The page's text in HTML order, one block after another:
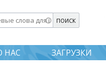
слова для поиска
НАС ЗАГРУЗКИ